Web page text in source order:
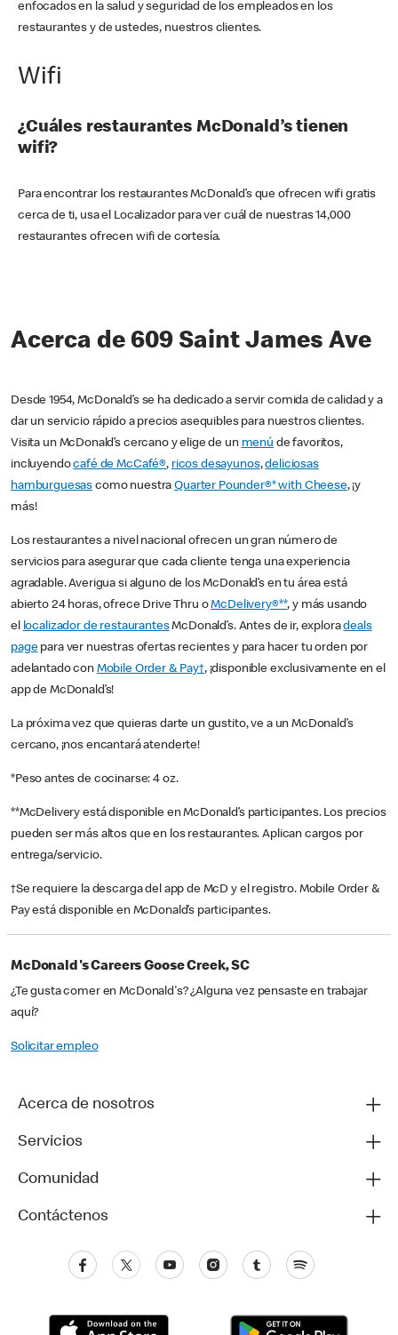
enfocados en la salud y seguridad de los empleados en los
restaurantes y de ustedes, nuestros clientes.
Wifi
¿Cuáles restaurantes McDonald’s tienen
wifi?
Para encontrar los restaurantes McDonald’s que ofrecen wifi gratis
cerca de ti, usa el Localizador para ver cuál de nuestras 14,000
restaurantes ofrecen wifi de cortesía.
Acerca de 609 Saint James Ave
Desde 1954, McDonald’s se ha dedicado a servir comida de calidad y a
dar un servicio rápido a precios asequibles para nuestros clientes.
Visita un McDonald’s cercano y elige de un menú de favoritos,
incluyendocafé de McCafé®, ricos desayunos,deliciosas
hamburguesas como nuestraQuarter Pounder®* with Cheese, ¡y
más!
Los restaurantes a nivel nacional ofrecen un gran número de
servicios para asegurar que cada cliente tenga una experiencia
agradable. Averigua si alguno de los McDonald’s en tu área está
abierto 24 horas, ofrece Drive Thru oMcDelivery®**, y más usando
el localizador de restaurantesMcDonald’s. Antes de ir, exploradeals
pagepara ver nuestras ofertas recientes y para hacer tu orden por
adelantado con Mobile Order & Pay†, ¡disponible exclusivamente en el
app de McDonald’s!
La próxima vez que quieras darte un gustito, ve a un McDonald’s
cercano, ¡nos encantará atenderte!
*Peso antes de cocinarse: 4 oz.
**McDelivery está disponible en McDonald’s participantes. Los precios
pueden ser más altos que en los restaurantes. Aplican cargos por
entrega/servicio.
†Se requiere la descarga del app de McD y el registro. Mobile Order &
Pay está disponible en McDonald’s participantes.
McDonald's Careers Goose Creek, SC
¿Te gusta comer en McDonald's? ¿Alguna vez pensaste en trabajar
aquí?
Solicitar empleo
Acerca de nosotros
Servicios
Comunidad
Contáctenos